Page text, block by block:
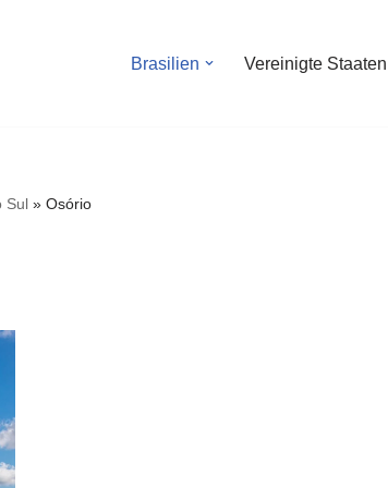
Brasilien Vereinigte Staaten
Sul » Osório